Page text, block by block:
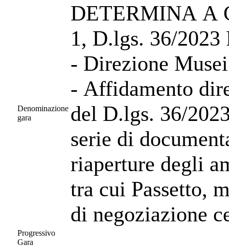
Denominazione
gara
DETERMINA A
1, D.lgs. 36/2023 Pantheon e Castel Sant’Angelo
- Direzione
- Affidamento
del D.lgs. 36/
serie di
riaperture degli
tra cui Passetto,
di negoziazione
Progressivo
Gara